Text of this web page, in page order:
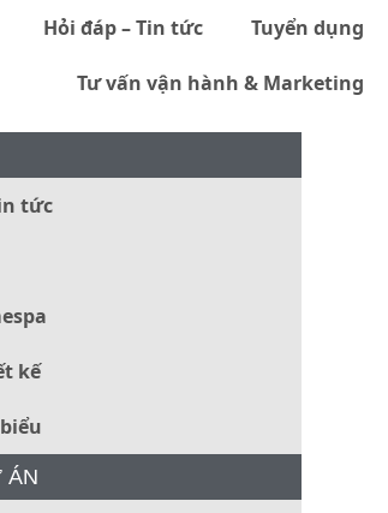
Hỏi đáp – Tin tức Tuyển dụng
Tư vấn vận hành & Marketing
tức
kế
ÁN